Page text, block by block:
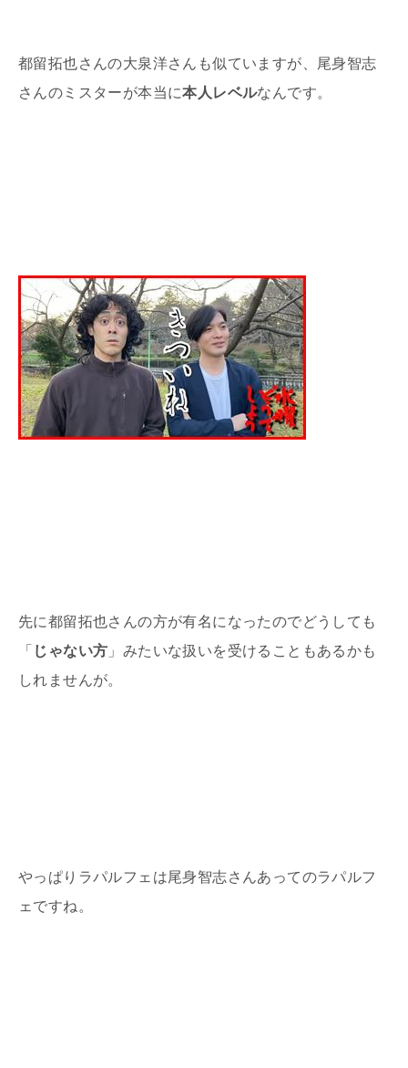
都留拓也さんの大泉洋さんも似ていますが、尾身智志
さんのミスターが本当に本人レベルなんです。
先に都留拓也さんの方が有名になったのでどうしても
「 じゃない方 」みたいな扱いを受けることもあるかも
しれませんが。
やっぱりラパルフェは尾身智志さんあってのラパルフ
ェですね。